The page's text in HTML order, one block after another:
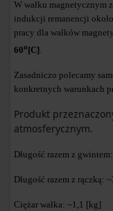
W wałku magnetycznym
indukcji remanencji
pracy dla wałków
60o[C].
Zasadniczo polecamy
konkretnych warunkach
Produkt
atmosferycznym.
Długość razem z
Długość razem z rączką:
Ciężar wałka: ~1,1 [kg]